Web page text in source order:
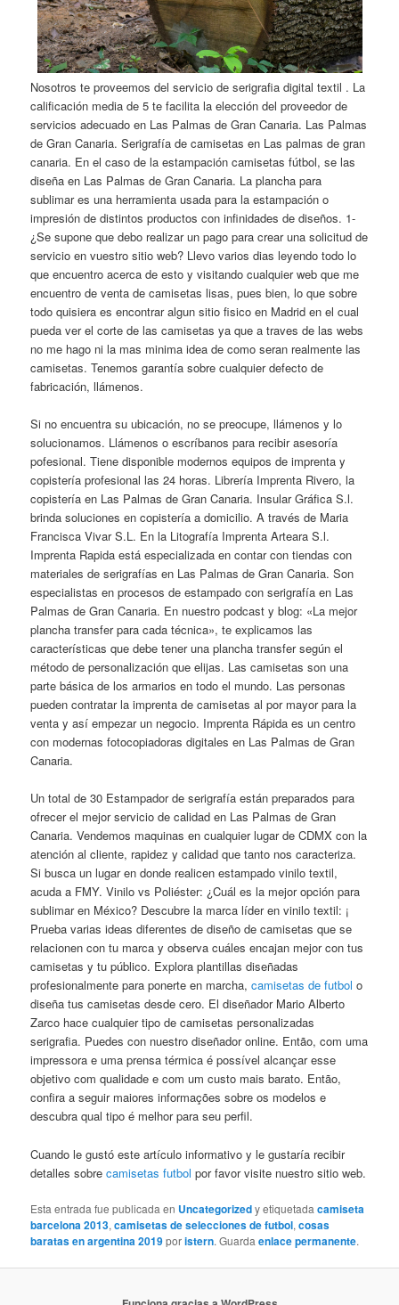
Nosotros te proveemos del servicio de serigrafia digital textil . La
calificación media de 5 te facilita la elección del proveedor de
servicios adecuado en Las Palmas de Gran Canaria. Las Palmas
de Gran Canaria. Serigrafía de camisetas en Las palmas de gran
canaria. En el caso de la estampación camisetas fútbol, se las
diseña en Las Palmas de Gran Canaria. La plancha para
sublimar es una herramienta usada para la estampación o
impresión de distintos productos con infinidades de diseños. 1-
¿Se supone que debo realizar un pago para crear una solicitud de
servicio en vuestro sitio web? Llevo varios dias leyendo todo lo
que encuentro acerca de esto y visitando cualquier web que me
encuentro de venta de camisetas lisas, pues bien, lo que sobre
todo quisiera es encontrar algun sitio fisico en Madrid en el cual
pueda ver el corte de las camisetas ya que a traves de las webs
no me hago ni la mas minima idea de como seran realmente las
camisetas. Tenemos garantía sobre cualquier defecto de
fabricación, llámenos.
Si no encuentra su ubicación, no se preocupe, llámenos y lo
solucionamos. Llámenos o escríbanos para recibir asesoría
pofesional. Tiene disponible modernos equipos de imprenta y
copistería profesional las 24 horas. Librería Imprenta Rivero, la
copistería en Las Palmas de Gran Canaria. Insular Gráfica S.l.
brinda soluciones en copistería a domicilio. A través de Maria
Francisca Vivar S.L. En la Litografía Imprenta Arteara S.l.
Imprenta Rapida está especializada en contar con tiendas con
materiales de serigrafías en Las Palmas de Gran Canaria. Son
especialistas en procesos de estampado con serigrafía en Las
Palmas de Gran Canaria. En nuestro podcast y blog: «La mejor
plancha transfer para cada técnica», te explicamos las
características que debe tener una plancha transfer según el
método de personalización que elijas. Las camisetas son una
parte básica de los armarios en todo el mundo. Las personas
pueden contratar la imprenta de camisetas al por mayor para la
venta y así empezar un negocio. Imprenta Rápida es un centro
con modernas fotocopiadoras digitales en Las Palmas de Gran
Canaria.
Un total de 30 Estampador de serigrafía están preparados para
ofrecer el mejor servicio de calidad en Las Palmas de Gran
Canaria. Vendemos maquinas en cualquier lugar de CDMX con la
atención al cliente, rapidez y calidad que tanto nos caracteriza.
Si busca un lugar en donde realicen estampado vinilo textil,
acuda a FMY. Vinilo vs Poliéster: ¿Cuál es la mejor opción para
sublimar en México? Descubre la marca líder en vinilo textil: ¡
Prueba varias ideas diferentes de diseño de camisetas que se
relacionen con tu marca y observa cuáles encajan mejor con tus
camisetas y tu público. Explora plantillas diseñadas
profesionalmente para ponerte en marcha,camisetas de futbol o
diseña tus camisetas desde cero. El diseñador Mario Alberto
Zarco hace cualquier tipo de camisetas personalizadas
serigrafia. Puedes con nuestro diseñador online. Então, com uma
impressora e uma prensa térmica é possível alcançar esse
objetivo com qualidade e com um custo mais barato. Então,
confira a seguir maiores informações sobre os modelos e
descubra qual tipo é melhor para seu perfil.
Cuando le gustó este artículo informativo y le gustaría recibir
detalles sobrecamisetas futbol por favor visite nuestro sitio web.
Esta entrada fue publicada en Uncategorizedy etiquetadacamiseta
barcelona 2013,camisetas de selecciones de futbol,cosas
baratas en argentina 2019poristern. Guardaenlace permanente.